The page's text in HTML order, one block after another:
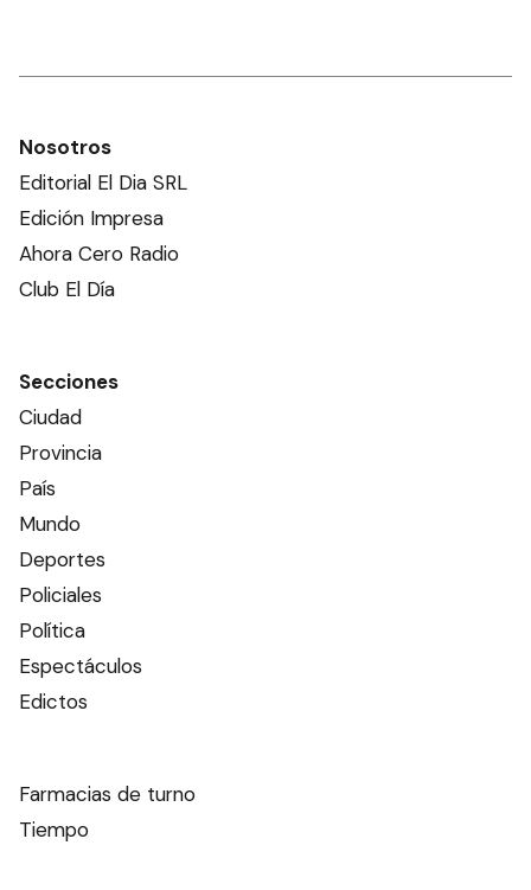
Nosotros
Editorial El Dia SRL
Edición Impresa
Ahora Cero Radio
Club El Día
Secciones
Ciudad
Provincia
País
Mundo
Deportes
Policiales
Política
Espectáculos
Edictos
Farmacias de turno
Tiempo